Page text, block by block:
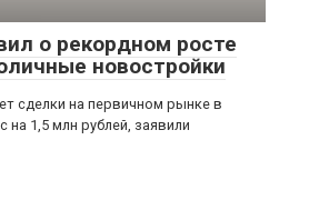
о рекордном росте
новостройки
сделки на первичном рынке в
1,5 млн рублей, заявили